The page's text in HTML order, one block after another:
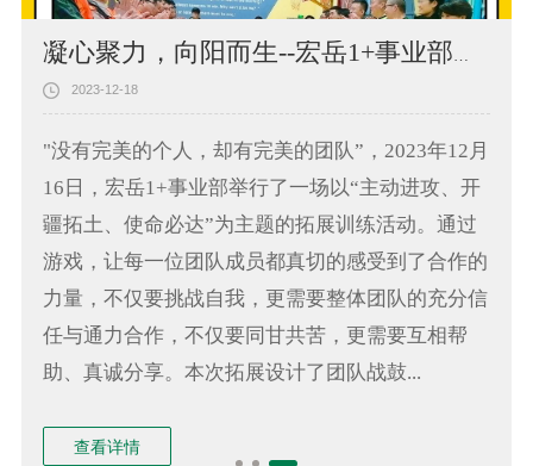
凝心聚力，向阳而生--宏岳1+事业部团队拓展训练
2023-12-18
"没有完美的个人，却有完美的团队”，2023年12月
16日，宏岳1+事业部举行了一场以“主动进攻、开
疆拓土、使命必达”为主题的拓展训练活动。通过
游戏，让每一位团队成员都真切的感受到了合作的
力量，不仅要挑战自我，更需要整体团队的充分信
任与通力合作，不仅要同甘共苦，更需要互相帮
助、真诚分享。本次拓展设计了团队战鼓...
查看详情